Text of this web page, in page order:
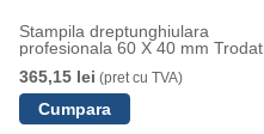
Stampila dreptunghiulara
profesionala 60 X 40 mm Trodat
365,15 lei (pret cu TVA)